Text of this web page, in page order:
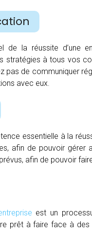
la réussite d’une
à tous vos
pas de communiquer
avec eux.
essentielle à la
afin de pouvoir gérer
afin de pouvoir
est un
prêt à faire face à